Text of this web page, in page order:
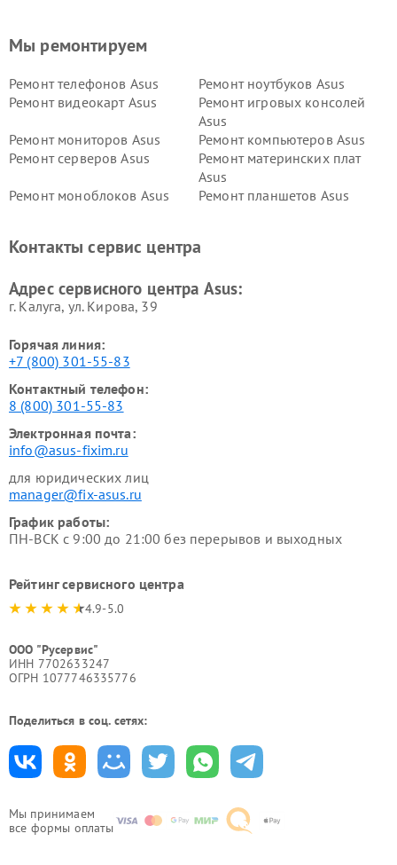
Мы принимаем
все формы оплаты
Мы ремонтируем
Ремонт телефонов Asus
Ремонт ноутбуков Asus
Ремонт видеокарт Asus
Ремонт игровых консолей
Asus
Ремонт мониторов Asus
Ремонт компьютеров Asus
Ремонт серверов Asus
Ремонт материнских плат
Asus
Ремонт моноблоков Asus
Ремонт планшетов Asus
Контакты сервис центра
Адрес сервисного центра Asus:
г. Калуга, ул. Кирова, 39
Горячая линия:
+7 (800) 301-55-83
Контактный телефон:
8 (800) 301-55-83
Электронная почта:
info@asus-fixim.ru
для юридических лиц
manager@fix-asus.ru
График работы:
ПН-ВСК с 9:00 до 21:00 без перерывов и выходных
Рейтинг сервисного центра
4.9-5.0
ООО "Русервис"
ИНН 7702633247
ОГРН 1077746335776
Поделиться в соц. сетях: